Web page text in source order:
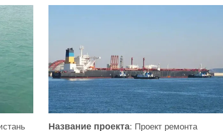
Название проекта: Проект ремонта